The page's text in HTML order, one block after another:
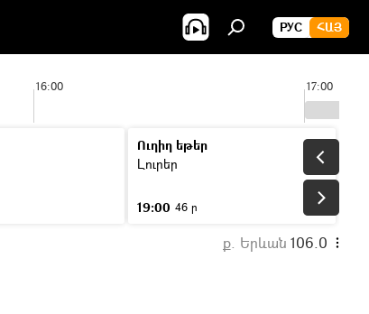
РУС ՀԱՅ
16:00 17:00
Ուղիղ եթեր
Լուրեր
19:00 46 ր
ք. Երևան 106.0